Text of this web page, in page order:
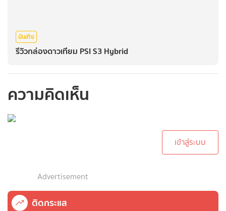
บันเทิง
รีวิวกล่องดาวเทียม PSI S3 Hybrid
ความคิดเห็น
เข้าสู่ระบบ
Advertisement
ติดกระแส